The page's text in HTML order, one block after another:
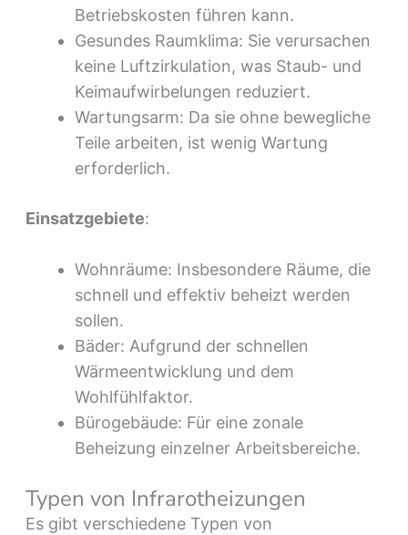
Betriebskosten führen kann.
Gesundes Raumklima: Sie verursachen
keine Luftzirkulation, was Staub- und
Keimaufwirbelungen reduziert.
Wartungsarm: Da sie ohne bewegliche
Teile arbeiten, ist wenig Wartung
erforderlich.
Einsatzgebiete:
Wohnräume: Insbesondere Räume, die
schnell und effektiv beheizt werden
sollen.
Bäder: Aufgrund der schnellen
Wärmeentwicklung und dem
Wohlfühlfaktor.
Bürogebäude: Für eine zonale
Beheizung einzelner Arbeitsbereiche.
Typen von Infrarotheizungen
Es gibt verschiedene Typen von